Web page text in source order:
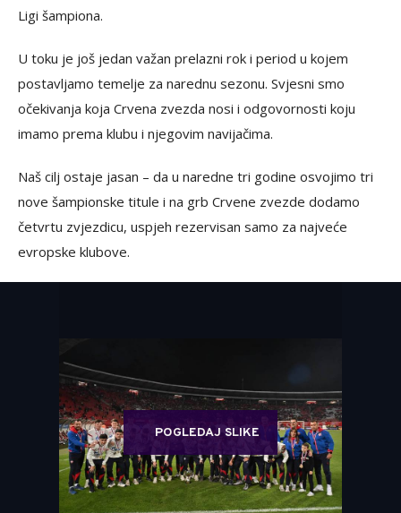
Ligi šampiona.
U toku je još jedan važan prelazni rok i period u kojem
postavljamo temelje za narednu sezonu. Svjesni smo
očekivanja koja Crvena zvezda nosi i odgovornosti koju
imamo prema klubu i njegovim navijačima.
Naš cilj ostaje jasan – da u naredne tri godine osvojimo tri
nove šampionske titule i na grb Crvene zvezde dodamo
četvrtu zvjezdicu, uspjeh rezervisan samo za najveće
evropske klubove.
POGLEDAJ SLIKE